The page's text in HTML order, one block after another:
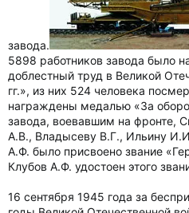
завода.
5898 работников завода было
доблестный труд в Великой
гг.», из них 524 человека
награждены медалью «За
завода, воевавшим на фронте,
А.В., Владысеву В.Г., Ильину
А.Ф. было присвоено звание
Клубов А.Ф. удостоен этого
16 сентября 1945 года за